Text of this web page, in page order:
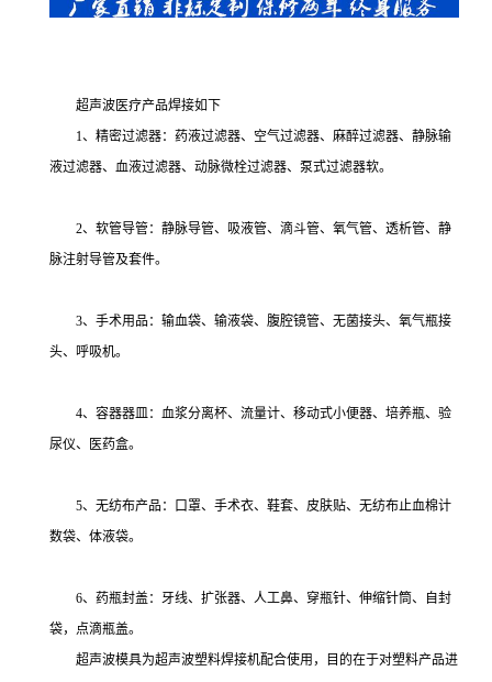
超声波医疗产品焊接如下
1、精密过滤器：药液过滤器、空气过滤器、麻醉过滤器、静脉输
液过滤器、血液过滤器、动脉微栓过滤器、泵式过滤器软。
2、软管导管：静脉导管、吸液管、滴斗管、氧气管、透析管、静
脉注射导管及套件。
3、手术用品：输血袋、输液袋、腹腔镜管、无菌接头、氧气瓶接
头、呼吸机。
4、容器器皿：血浆分离杯、流量计、移动式小便器、培养瓶、验
尿仪、医药盒。
5、无纺布产品：口罩、手术衣、鞋套、皮肤贴、无纺布止血棉计
数袋、体液袋。
6、药瓶封盖：牙线、扩张器、人工鼻、穿瓶针、伸缩针筒、自封
袋，点滴瓶盖。
超声波模具为超声波塑料焊接机配合使用，目的在于对塑料产品进